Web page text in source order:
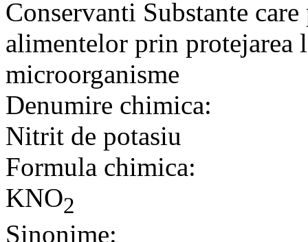
Conservanti Substante
alimentelor prin protejarea
microorganisme
Denumire chimica:
Nitrit de potasiu
Formula chimica:
KNO2
Sinonime: